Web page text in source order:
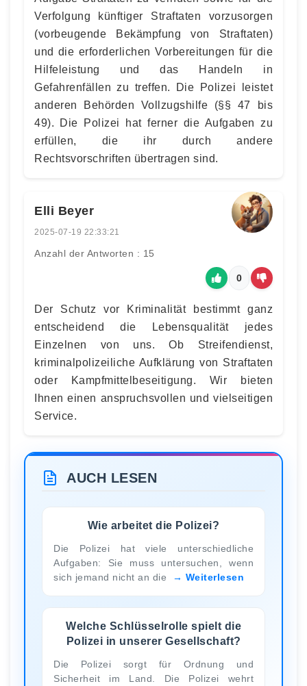
Verfolgung künftiger Straftaten vorzusorgen
(vorbeugende Bekämpfung von Straftaten)
und die erforderlichen Vorbereitungen für die
Hilfeleistung und das Handeln in
Gefahrenfällen zu treffen. Die Polizei leistet
anderen Behörden Vollzugshilfe (§§ 47 bis
49). Die Polizei hat ferner die Aufgaben zu
erfüllen, die ihr durch andere
Rechtsvorschriften übertragen sind.
Elli Beyer
2025-07-19 22:33:21
Anzahl der Antworten : 15
0
Der Schutz vor Kriminalität bestimmt ganz
entscheidend die Lebensqualität jedes
Einzelnen von uns. Ob Streifendienst,
kriminalpolizeiliche Aufklärung von Straftaten
oder Kampfmittelbeseitigung. Wir bieten
Ihnen einen anspruchsvollen und vielseitigen
Service.
AUCH LESEN
Wie arbeitet die Polizei?
Die Polizei hat viele unterschiedliche
Aufgaben: Sie muss untersuchen, wenn
sich jemand nicht an die
Weiterlesen
Welche Schlüsselrolle spielt die
Polizei in unserer Gesellschaft?
Die Polizei sorgt für Ordnung und
Sicherheit im Land. Die Polizei wehrt